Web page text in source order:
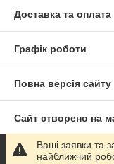
Доставка та оплата
Графік роботи
Повна версія сайту
Сайт створено на
Політика
Ваші заявки та
найближчий